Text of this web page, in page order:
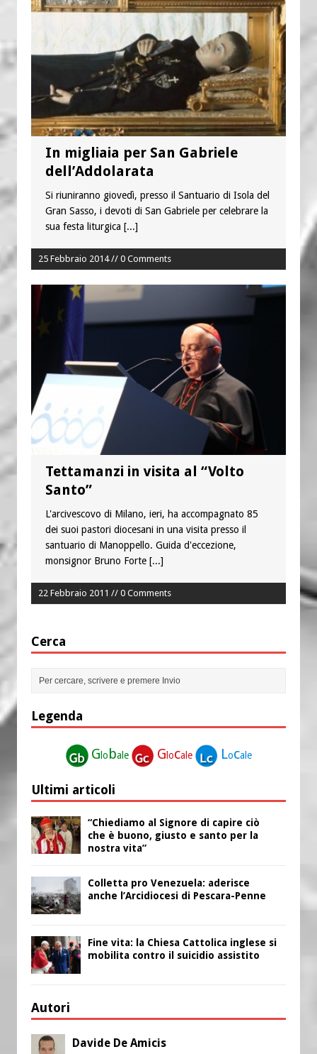
In migliaia per San Gabriele
dell’Addolarata
Si riuniranno giovedì, presso il Santuario di Isola del
Gran Sasso, i devoti di San Gabriele per celebrare la
sua festa liturgica [...]
25 Febbraio 2014 // 0 Comments
Tettamanzi in visita al “Volto
Santo”
L'arcivescovo di Milano, ieri, ha accompagnato 85
dei suoi pastori diocesani in una visita presso il
santuario di Manoppello. Guida d'eccezione,
monsignor Bruno Forte [...]
22 Febbraio 2011 // 0 Comments
Cerca
Legenda
G lobale G locale Locale
Ultimi articoli
“Chiediamo al Signore di capire ciò
che è buono, giusto e santo per la
nostra vita”
Colletta pro Venezuela: aderisce
anche l’Arcidiocesi di Pescara-Penne
Fine vita: la Chiesa Cattolica inglese si
mobilita contro il suicidio assistito
Autori
Davide De Amicis